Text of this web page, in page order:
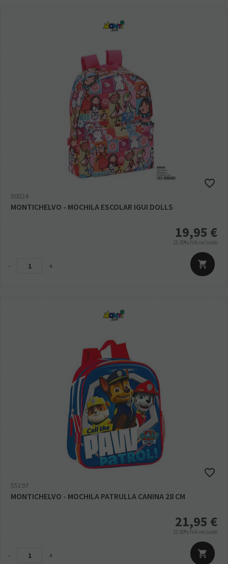
50024
MONTICHELVO - MOCHILA ESCOLAR IGUI DOLLS
19,95 €
21.00% IVA incluido
- +
55197
MONTICHELVO - MOCHILA PATRULLA CANINA 28 CM
21,95 €
21.00% IVA incluido
- +